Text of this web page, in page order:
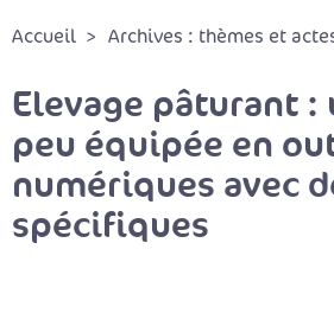
Accueil Archives : thèmes et
Elevage pâturant
peu équipée en
numériques avec
spécifiques